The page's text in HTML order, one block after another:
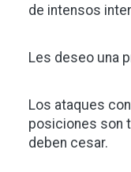
de intensos
Les deseo una
Los ataques
posiciones son
deben cesar.